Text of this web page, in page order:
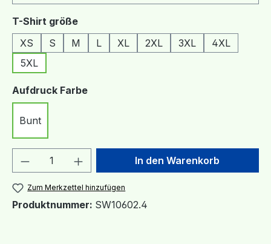
T-Shirt größeauswählen
XS
S M L XL 2XL 3XL
4XL
5XL
Aufdruck Farbeauswählen
Bunt
Produkt Anzahl: Gib denIn den Warenkorb
Zum Merkzettel hinzufügen
Produktnummer: SW10602.4